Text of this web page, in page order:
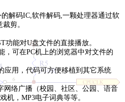
解码IC,软件解码,一颗处理器通过软
剪。
能对U盘文件的直接播放。
，可在PC机上的浏览器中对文件的
用，代码可方便移植到其它系统
络广播（校园、社区、公园、语音
机，MP3电子词典等等。